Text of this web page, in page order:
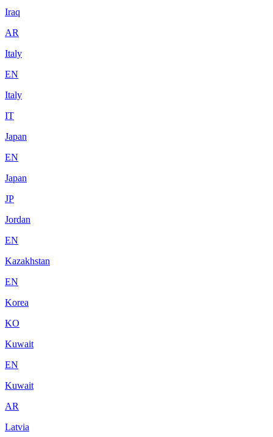
Iraq
AR
Italy
EN
Italy
IT
Japan
EN
Japan
JP
Jordan
EN
Kazakhstan
EN
Korea
KO
Kuwait
EN
Kuwait
AR
Latvia